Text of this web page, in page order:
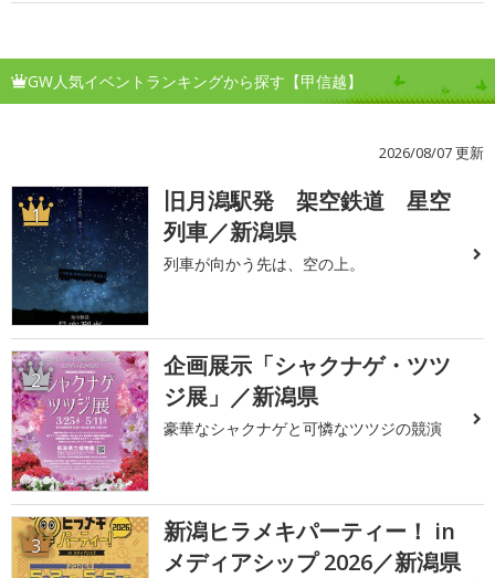
GW人気イベントランキングから探す【甲信越】
2026/08/07 更新
1
旧月潟駅発 架空鉄道 星空
列車／新潟県
列車が向かう先は、空の上。
2
企画展示「シャクナゲ・ツツ
ジ展」／新潟県
豪華なシャクナゲと可憐なツツジの競演
3
新潟ヒラメキパーティー！ in
メディアシップ 2026／新潟県